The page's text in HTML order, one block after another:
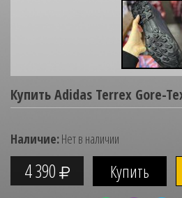
Купить Adidas Terrex Gore-
Наличие:Нет в наличии
4 390